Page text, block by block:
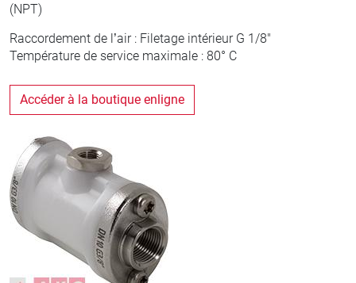
(NPT)
Raccordement de l’air : Filetage intérieur G 1/8"
Température de service maximale : 80° C
Accéder à la boutique enligne